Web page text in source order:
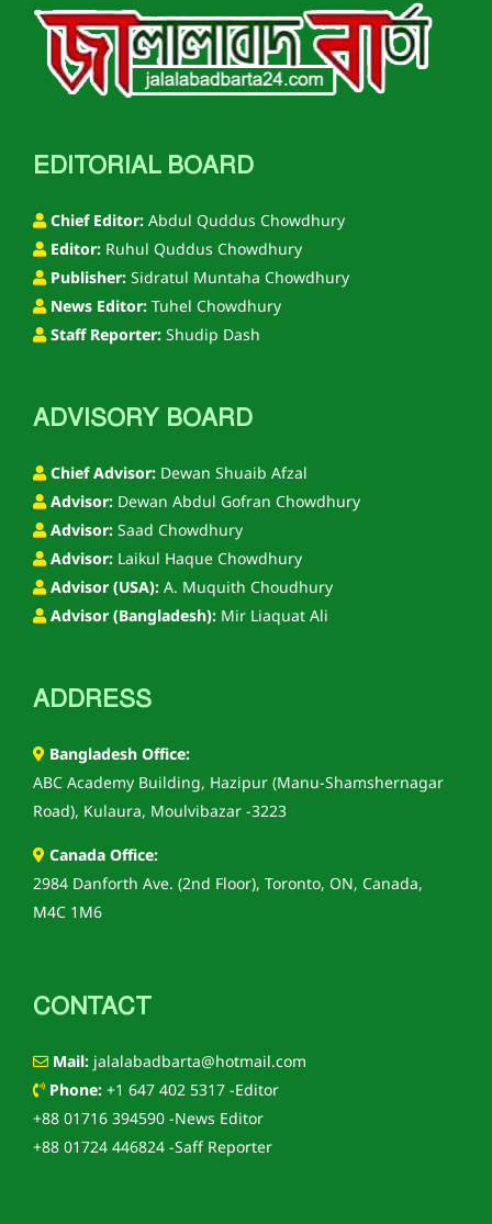
EDITORIAL BOARD
Chief Editor: Abdul Quddus Chowdhury
Editor: Ruhul Quddus Chowdhury
Publisher: Sidratul Muntaha Chowdhury
News Editor: Tuhel Chowdhury
Staff Reporter: Shudip Dash
ADVISORY BOARD
Chief Advisor: Dewan Shuaib Afzal
Advisor: Dewan Abdul Gofran Chowdhury
Advisor: Saad Chowdhury
Advisor: Laikul Haque Chowdhury
Advisor (USA): A. Muquith Choudhury
Advisor (Bangladesh): Mir Liaquat Ali
ADDRESS
Bangladesh Office:
ABC Academy Building, Hazipur (Manu-Shamshernagar
Road), Kulaura, Moulvibazar -3223
Canada Office:
2984 Danforth Ave. (2nd Floor), Toronto, ON, Canada,
M4C 1M6
CONTACT
Mail: jalalabadbarta@hotmail.com
Phone: +1 647 402 5317 -Editor
+88 01716 394590 -News Editor
+88 01724 446824 -Saff Reporter